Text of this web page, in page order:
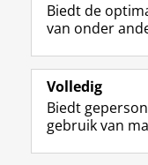
Studiekiezers
Alumni
Over ons
Biedt de
van onder
Volledig
Biedt
gebruik van